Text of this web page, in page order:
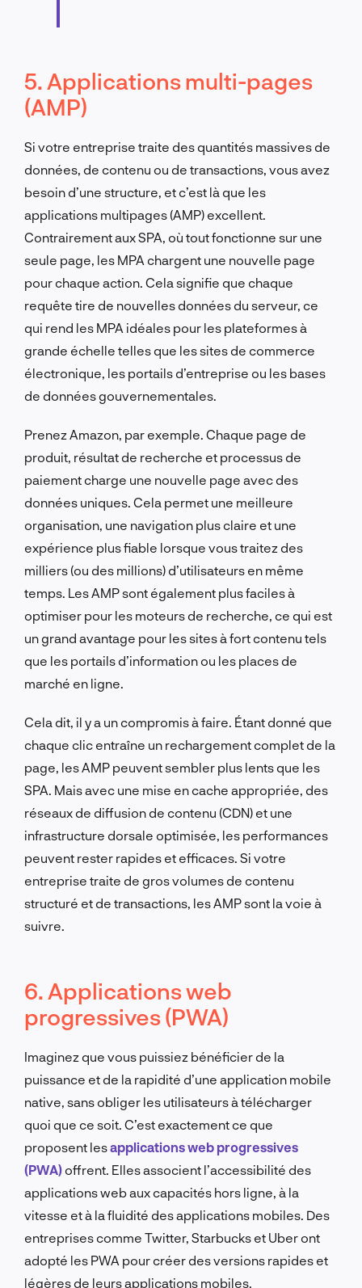
5. Applications multi-pages
(AMP)
Si votre entreprise traite des quantités massives de
données, de contenu ou de transactions, vous avez
besoin d’une structure, et c’est là que les
applications multipages (AMP) excellent.
Contrairement aux SPA, où tout fonctionne sur une
seule page, les MPA chargent une nouvelle page
pour chaque action. Cela signifie que chaque
requête tire de nouvelles données du serveur, ce
qui rend les MPA idéales pour les plateformes à
grande échelle telles que les sites de commerce
électronique, les portails d’entreprise ou les bases
de données gouvernementales.
Prenez Amazon, par exemple. Chaque page de
produit, résultat de recherche et processus de
paiement charge une nouvelle page avec des
données uniques. Cela permet une meilleure
organisation, une navigation plus claire et une
expérience plus fiable lorsque vous traitez des
milliers (ou des millions) d’utilisateurs en même
temps. Les AMP sont également plus faciles à
optimiser pour les moteurs de recherche, ce qui est
un grand avantage pour les sites à fort contenu tels
que les portails d’information ou les places de
marché en ligne.
Cela dit, il y a un compromis à faire. Étant donné que
chaque clic entraîne un rechargement complet de la
page, les AMP peuvent sembler plus lents que les
SPA. Mais avec une mise en cache appropriée, des
réseaux de diffusion de contenu (CDN) et une
infrastructure dorsale optimisée, les performances
peuvent rester rapides et efficaces. Si votre
entreprise traite de gros volumes de contenu
structuré et de transactions, les AMP sont la voie à
suivre.
6. Applications web
progressives (PWA)
Imaginez que vous puissiez bénéficier de la
puissance et de la rapidité d’une application mobile
native, sans obliger les utilisateurs à télécharger
quoi que ce soit. C’est exactement ce que
proposent lesapplications web progressives
(PWA) offrent. Elles associent l’accessibilité des
applications web aux capacités hors ligne, à la
vitesse et à la fluidité des applications mobiles. Des
entreprises comme Twitter, Starbucks et Uber ont
adopté les PWA pour créer des versions rapides et
légères de leurs applications mobiles.